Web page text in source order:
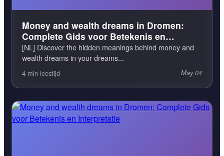
Money and wealth dreams in Dromen:
Complete Gids voor Betekenis en
Interpretatie
[NL] Discover the hidden meanings behind money and
wealth dreams in your dreams...
4 min leestijd May 04